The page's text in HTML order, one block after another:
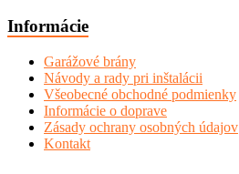
Informácie
Garážové brány
Návody a rady pri inštalácii
Všeobecné obchodné podmienky
Informácie o doprave
Zásady ochrany osobných údajov
Kontakt